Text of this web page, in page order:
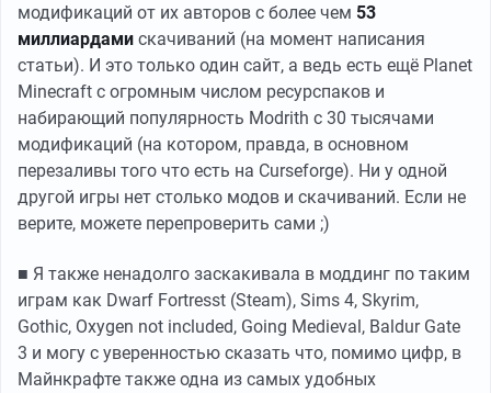
модификаций от их авторов с более чем 53
миллиардами скачиваний (на момент написания
статьи). И это только один сайт, а ведь есть ещё Planet
Minecraft с огромным числом ресурспаков и
набирающий популярность Modrith c 30 тысячами
модификаций (на котором, правда, в основном
перезаливы того что есть на Curseforge). Ни у одной
другой игры нет столько модов и скачиваний. Если не
верите, можете перепроверить сами ;)
■ Я также ненадолго заскакивала в моддинг по таким
играм как Dwarf Fortresst (Steam), Sims 4, Skyrim,
Gothic, Oxygen not included, Going Medieval, Baldur Gate
3 и могу с уверенностью сказать что, помимо цифр, в
Майнкрафте также одна из самых удобных